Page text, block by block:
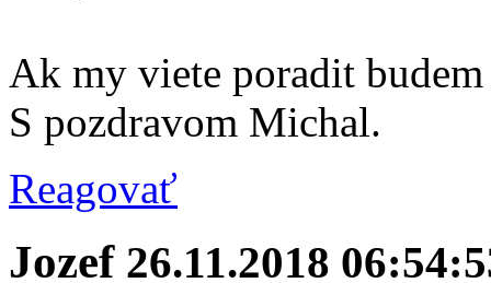
Ak my viete poradit budem
S pozdravom Michal.
Reagovať
Jozef 26.11.2018